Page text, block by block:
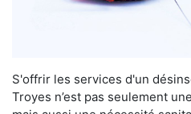
S'offrir les services d'un
Troyes n’est pas seulement